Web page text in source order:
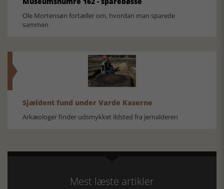
Ole Mortensøn fortæller om, hvordan man sparede
sammen
Sjældent fund under Varde Kaserne
Arkæologer finder udsmykket ildsted fra jernalderen
Mest læste artikler